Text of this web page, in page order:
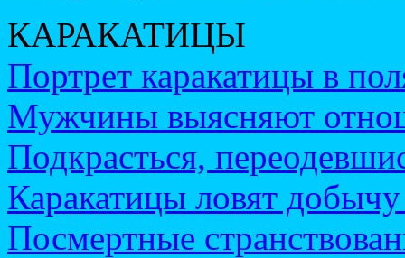
КАРАКАТИЦЫ
Портрет каракатицы в
Мужчины выясняют
Подкрасться,
Каракатицы ловят добычу
Посмертные